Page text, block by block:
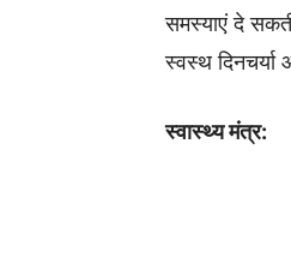
समस्याएं दे
स्वस्थ
स्वास्थ्य मंत्र: